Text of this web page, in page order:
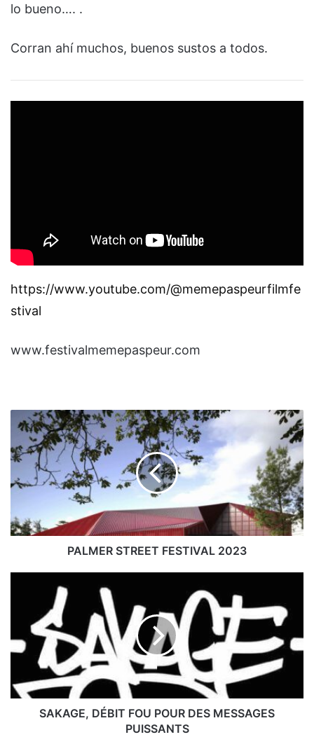
lo bueno…. .
Corran ahí muchos, buenos sustos a todos.
https://www.youtube.com/@memepaspeurfilmfe
stival
www.festivalmemepaspeur.com
PALMER
STREET
FESTIVAL
2023
PALMER STREET FESTIVAL 2023
POUR
DES
MESSAGES
PUISSANTS
SAKAGE, DÉBIT FOU POUR DES MESSAGES
PUISSANTS